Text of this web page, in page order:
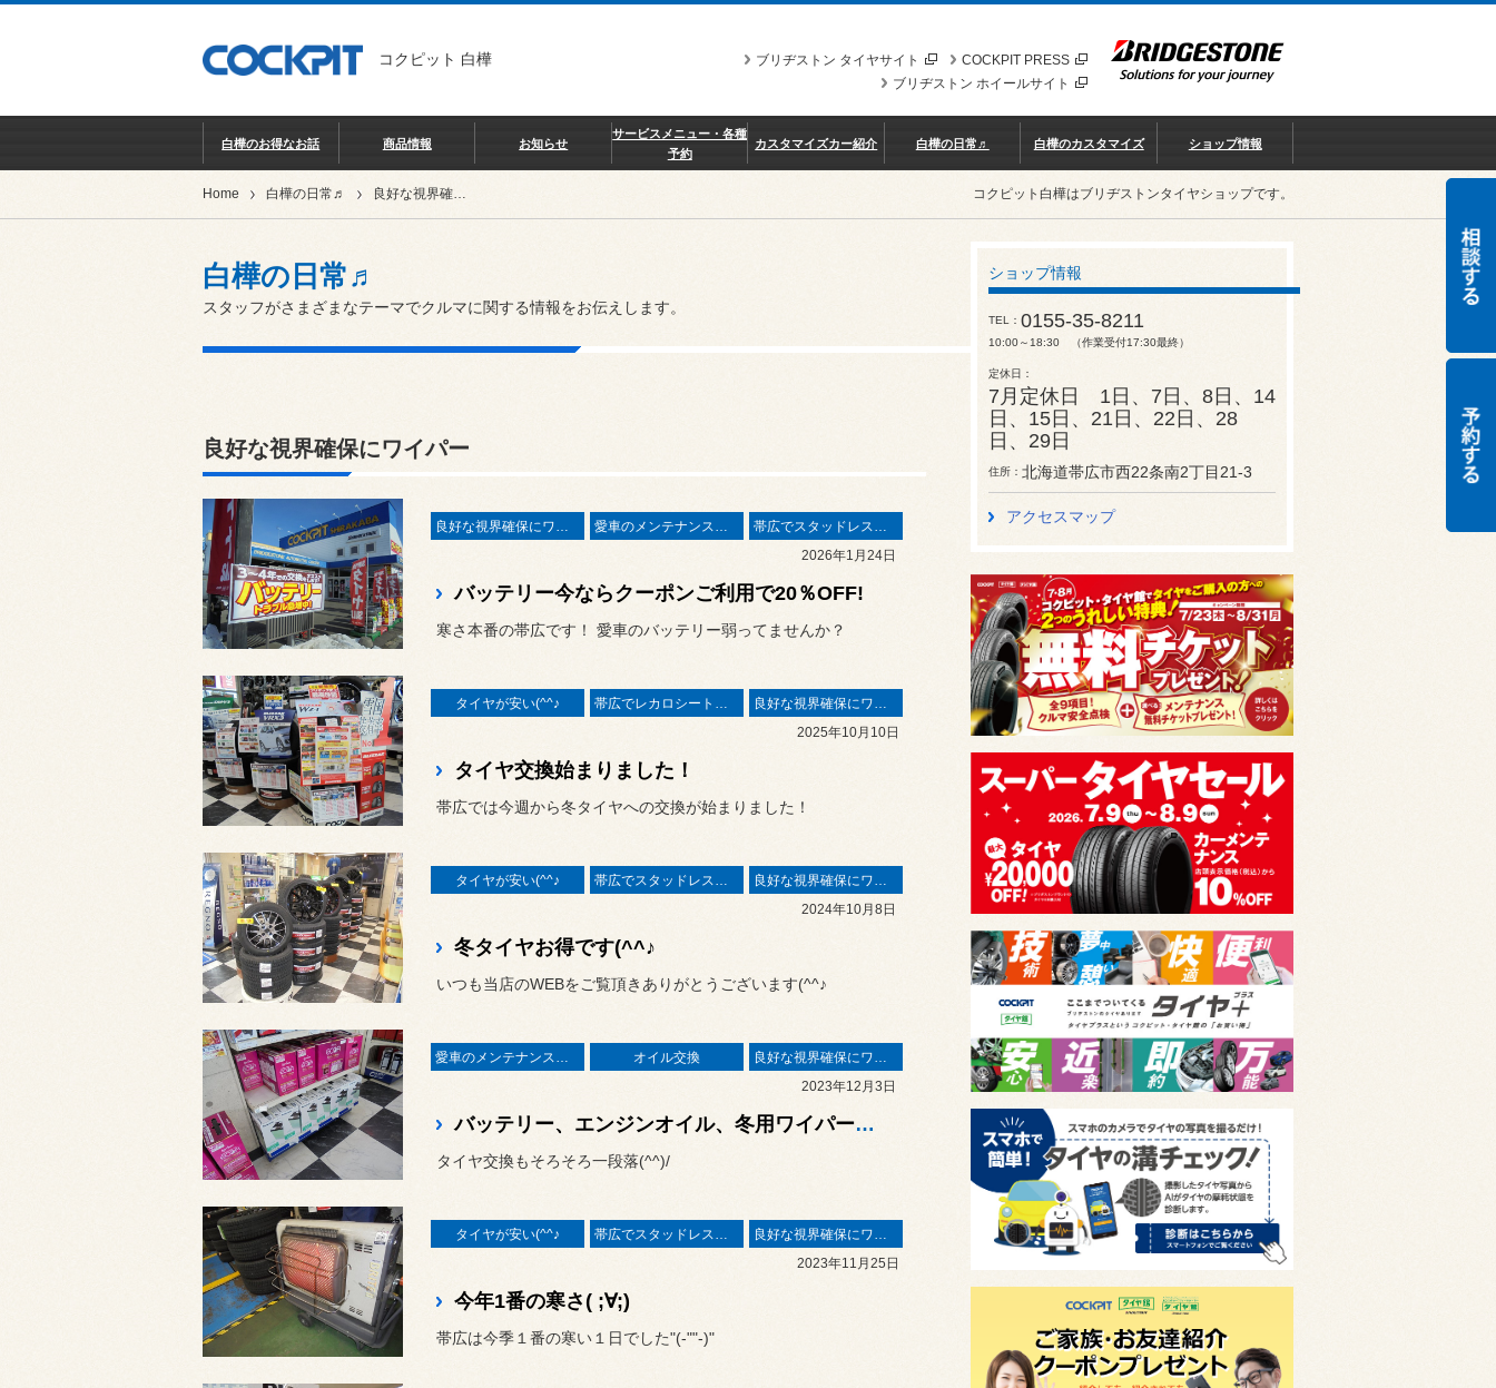
コクピット 白樺 COCKPIT PRESS
ブリヂストン タイヤサイト
ブリヂストン ホイールサイト
白樺のお得なお話 商品情報 お知らせ
サービスメニュー・各種
予約
カスタマイズカー紹介 白樺の日常♬ 白樺のカスタマイズ ショップ情報
Home 白樺の日常♬ 良好な視界確保にワイパー コクピット白樺はブリヂストンタイヤショップです。
白樺の日常♬
スタッフがさまざまなテーマでクルマに関する情報をお伝えします。
良好な視界確保にワイパー
良好な視界確保にワイパー 愛車のメンテナンスはプロに♬
帯広でスタッドレスタイヤ
2026年1月24日
バッテリー今ならクーポンご利用で20％OFF!
寒さ本番の帯広です！ 愛車のバッテリー弱ってませんか？
タイヤが安い(^^♪ 帯広でレカロシート取扱店
良好な視界確保にワイパー
2025年10月10日
タイヤ交換始まりました！
帯広では今週から冬タイヤへの交換が始まりました！
タイヤが安い(^^♪ 帯広でスタッドレスタイヤ
良好な視界確保にワイパー
2024年10月8日
冬タイヤお得です(^^♪
いつも当店のWEBをご覧頂きありがとうございます(^^♪
愛車のメンテナンスはプロに♬ オイル交換
良好な視界確保にワイパー
2023年12月3日
バッテリー、エンジンオイル、冬用ワイパーお任せ下さい(^^)/
タイヤ交換もそろそろ一段落(^^)/
タイヤが安い(^^♪ 帯広でスタッドレスタイヤ
良好な視界確保にワイパー
2023年11月25日
今年1番の寒さ( ;∀;)
帯広は今季１番の寒い１日でした"(-""-)"
ショップ情報
TEL 0155-35-8211
10:00～18:30 （作業受付17:30最終）
定休日
7月定休日 1日、7日、8日、14
日、15日、21日、22日、28
日、29日
住所 北海道帯広市西22条南2丁目21-3
アクセスマップ